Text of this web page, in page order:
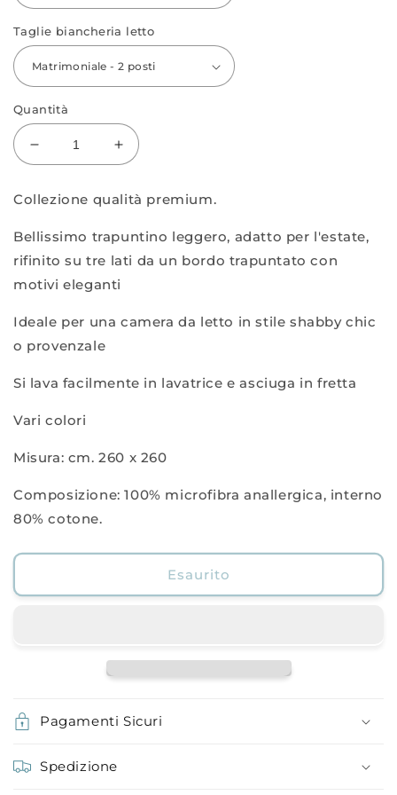
Taglie biancheria letto
Quantità
Diminuisci
quantità
Emma
Boutis
+
copriguanciali
Aumenta
quantità
per
Emma
Boutis
+
copriguanciali
Collezione qualità premium.
Bellissimo trapuntino leggero, adatto per l'estate,
rifinito su tre lati da un bordo trapuntato con
motivi eleganti
Ideale per una camera da letto in stile shabby chic
o provenzale
Si lava facilmente in lavatrice e asciuga in fretta
Vari colori
Misura: cm. 260 x 260
Composizione: 100% microfibra anallergica, interno
80% cotone.
Esaurito
Pagamenti Sicuri
Spedizione